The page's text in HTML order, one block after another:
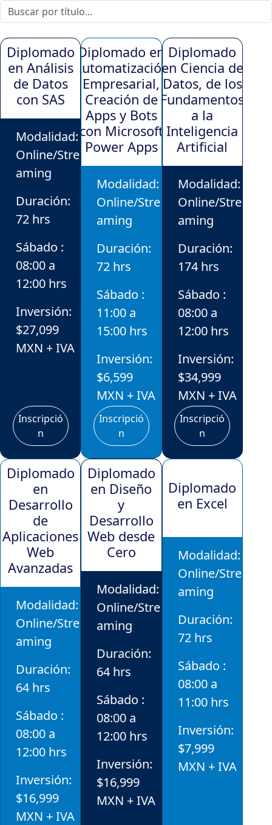
Diplomado
en Análisis
de Datos
con SAS
Modalidad:
Online/Stre
aming
Duración:
72 hrs
Sábado :
08:00 a
12:00 hrs
Inversión:
$27,099
MXN + IVA
Inscripció
n
Diplomado en
Automatización
Empresarial,
Creación de
Apps y Bots
con Microsoft
Power Apps
Modalidad:
Online/Stre
aming
Duración:
72 hrs
Sábado :
11:00 a
15:00 hrs
Inversión:
$6,599
MXN + IVA
Inscripció
n
Diplomado
en Ciencia de
Datos, de los
Fundamentos
a la
Inteligencia
Artificial
Modalidad:
Online/Stre
aming
Duración:
174 hrs
Sábado :
08:00 a
12:00 hrs
Inversión:
$34,999
MXN + IVA
Inscripció
n
Diplomado
en
Desarrollo
de
Aplicaciones
Web
Avanzadas
Modalidad:
Online/Stre
aming
Duración:
64 hrs
Sábado :
08:00 a
12:00 hrs
Inversión:
$16,999
MXN + IVA
Diplomado
en Diseño
y
Desarrollo
Web desde
Cero
Modalidad:
Online/Stre
aming
Duración:
64 hrs
Sábado :
08:00 a
12:00 hrs
Inversión:
$16,999
MXN + IVA
Diplomado
en Excel
Modalidad:
Online/Stre
aming
Duración:
72 hrs
Sábado :
08:00 a
11:00 hrs
Inversión:
$7,999
MXN + IVA